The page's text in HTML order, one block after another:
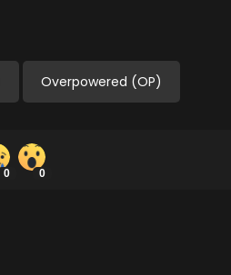
Overpowered (OP)
0 0